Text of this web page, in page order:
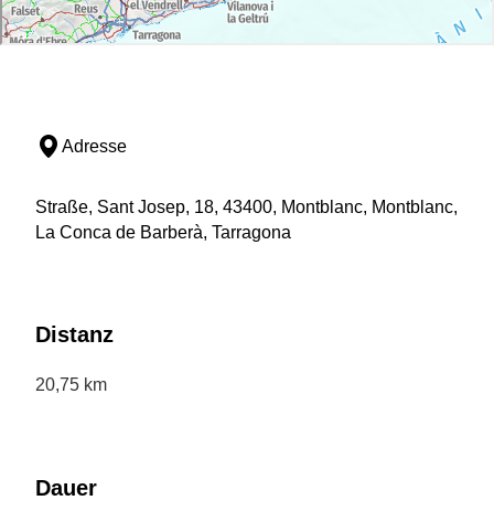
Adresse
Straße, Sant Josep, 18, 43400, Montblanc, Montblanc,
La Conca de Barberà, Tarragona
Distanz
20,75 km
Dauer